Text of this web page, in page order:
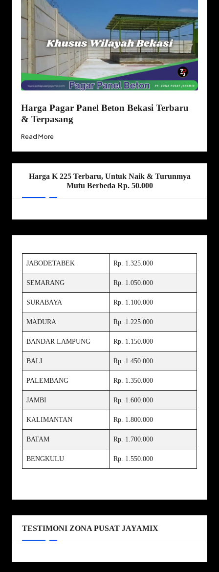
Harga Pagar Panel Beton Bekasi Terbaru
& Terpasang
Read More
Harga K 225 Terbaru, Untuk Naik & Turunmya
Mutu Berbeda Rp. 50.000
JABODETABEK Rp. 1.325.000
SEMARANG Rp. 1.050.000
SURABAYA Rp. 1.100.000
MADURA Rp. 1.225.000
BANDAR LAMPUNG Rp. 1.150.000
BALI Rp. 1.450.000
PALEMBANG Rp. 1.350.000
JAMBI Rp. 1.600.000
KALIMANTAN Rp. 1.800.000
BATAM Rp. 1.700.000
BENGKULU Rp. 1.550.000
TESTIMONI ZONA PUSAT JAYAMIX